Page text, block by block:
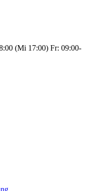
(Mi 17:00) Fr: 09:00-